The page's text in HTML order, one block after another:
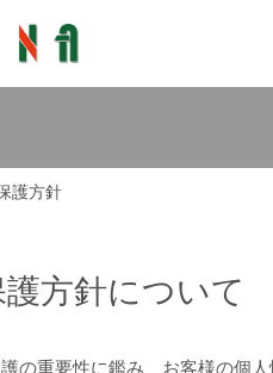
護方針
方針について
の重要性に鑑み、お客様の個人